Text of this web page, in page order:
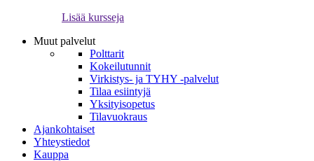
Lisää kursseja
Muut palvelut
Polttarit
Kokeilutunnit
Virkistys- ja TYHY -palvelut
Tilaa esiintyjä
Yksityisopetus
Tilavuokraus
Ajankohtaiset
Yhteystiedot
Kauppa